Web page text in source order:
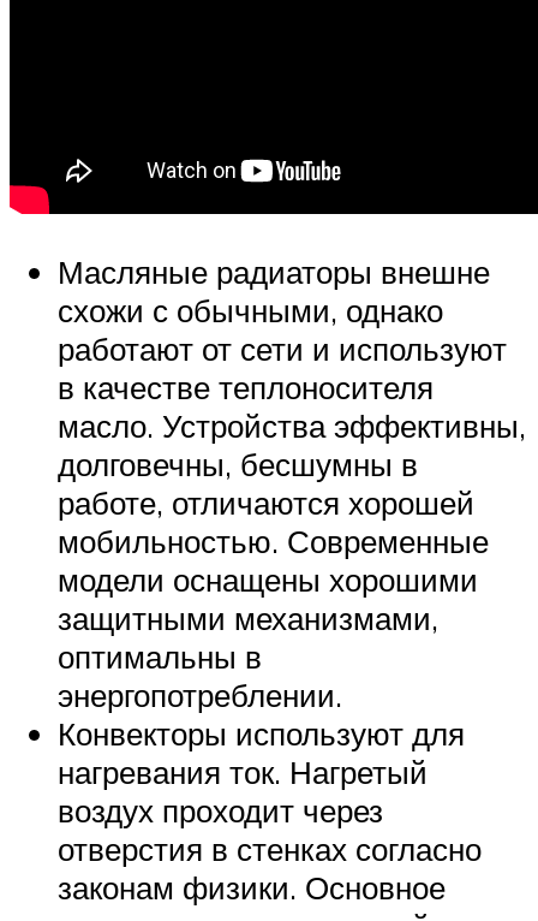
Масляные радиаторы внешне
схожи с обычными, однако
работают от сети и используют
в качестве теплоносителя
масло. Устройства эффективны,
долговечны, бесшумны в
работе, отличаются хорошей
мобильностью. Современные
модели оснащены хорошими
защитными механизмами,
оптимальны в
энергопотреблении.
Конвекторы используют для
нагревания ток. Нагретый
воздух проходит через
отверстия в стенках согласно
законам физики. Основное